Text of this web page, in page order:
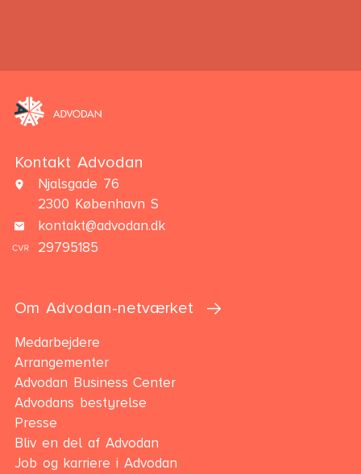
Kontakt Advodan
Njalsgade 76
2300 København S
kontakt@advodan.dk
29795185
Om Advodan-netværket
Medarbejdere
Arrangementer
Advodan Business Center
Advodans bestyrelse
Presse
Bliv en del af Advodan
Job og karriere i Advodan